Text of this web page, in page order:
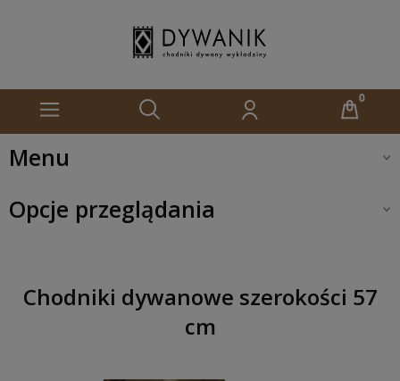
Menu
Opcje przeglądania
Chodniki dywanowe szerokości 57
cm